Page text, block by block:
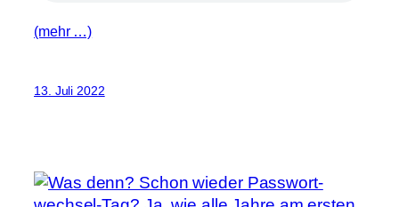
(mehr …)
13. Juli 2022